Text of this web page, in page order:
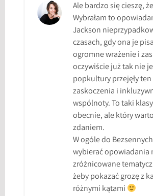
Ale bardzo się cieszę,
Wybrałam to
Jackson
czasach, gdy ona je
ogromne wrażenie i
oczywiście już tak nie
popkultury przejęły
zaskoczenia i
wspólnoty. To taki
obecnie, ale który
zdaniem.
W ogóle do
wybierać opowiadania
zróżnicowane
żeby pokazać grozę z
różnymi kątami